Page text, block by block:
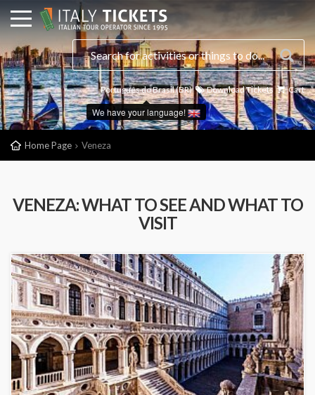
Português do Brasil (BR)
We have your language!
Download Tickets Cart
Home Page Veneza
VENEZA: WHAT TO SEE AND WHAT TO
VISIT